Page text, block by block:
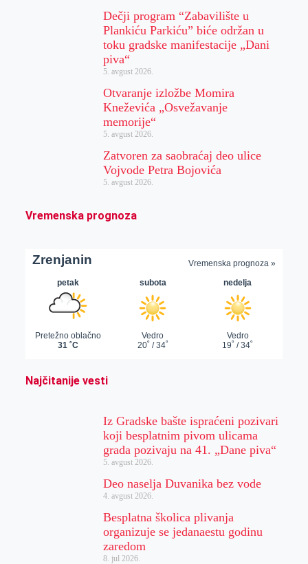
Dečji program “Zabavilište u
Plankiću Parkiću” biće održan u
toku gradske manifestacije „Dani
piva“
5. avgust 2026.
Otvaranje izložbe Momira
Kneževića „Osvežavanje
memorije“
5. avgust 2026.
Zatvoren za saobraćaj deo ulice
Vojvode Petra Bojovića
5. avgust 2026.
Vremenska prognoza
Najčitanije vesti
Iz Gradske bašte ispraćeni pozivari
koji besplatnim pivom ulicama
grada pozivaju na 41. „Dane piva“
5. avgust 2026.
Deo naselja Duvanika bez vode
4. avgust 2026.
Besplatna školica plivanja
organizuje se jedanaestu godinu
zaredom
8. jul 2026.